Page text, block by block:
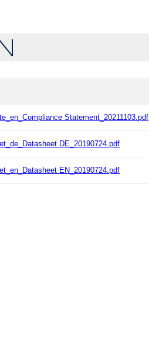
Statement_20211103.pdf
DE_20190724.pdf
EN_20190724.pdf